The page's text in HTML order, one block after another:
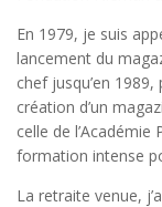
En 1979, je suis
lancement du
chef jusqu’en
création d’un
celle de
formation intense
La retraite venue,